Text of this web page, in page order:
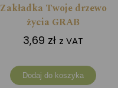
Zakładka Twoje drzewo
życia GRAB
3,69 zł z VAT
Dodaj do koszyka